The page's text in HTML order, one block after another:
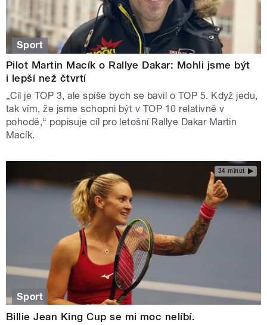
Sport
Pilot Martin Macík o Rallye Dakar: Mohli jsme být
i lepší než čtvrtí
„Cíl je TOP 3, ale spíše bych se bavil o TOP 5. Když jedu,
tak vím, že jsme schopni být v TOP 10 relativně v
pohodě,“ popisuje cíl pro letošní Rallye Dakar Martin
Macík.
34 minut
Sport
Billie Jean King Cup se mi moc nelíbí.